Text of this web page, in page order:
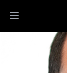
Open main menu